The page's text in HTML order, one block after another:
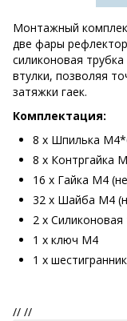
Монтажный
две фары
силиконовая
втулки, позволяя
затяжки гаек.
Комплектация:
8 х Шпилька
8 х Контргайка
16 х Гайка М4
32 х Шайба М4
2 х
1 х ключ М4
1 х шестигранник
// //